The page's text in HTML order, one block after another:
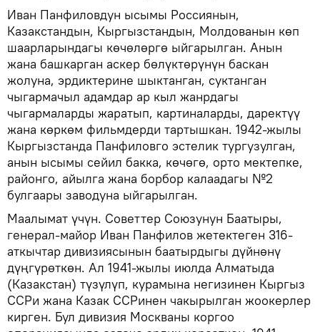
Иван Панфиловдун ысымы Россиянын,
Казакстандын, Кыргызстандын, Молдованын көп
шаарларындагы көчөлөргө ыйгарылган. Анын
жана башкарган аскер бөлүктөрүнүн баскан
жолуна, эрдиктерине шыктанган, суктанган
чыгармачыл адамдар ар кыл жанрдагы
чыгармаларды жаратып, картиналарды, даректүү
жана көркөм фильмдерди тартышкан. 1942-жылы
Кыргызстанда Панфиловго эстелик тургузулган,
анын ысымы сейил бакка, көчөгө, орто мектепке,
районго, айылга жана борбор калаадагы №2
булгаары заводуна ыйгарылган.
Маалымат үчүн. Советтер Союзунун Баатыры,
генерал-майор Иван Панфилов жетектеген 316-
аткычтар дивизиясынын баатырдыгы дүйнөнү
дүңгүрөткөн. Ал 1941-жылы июлда Алматыда
(Казакстан) түзүлүп, курамына негизинен Кыргыз
ССРи жана Казак ССРинен чакырылган жоокерлер
кирген. Бул дивизия Москваны коргоо